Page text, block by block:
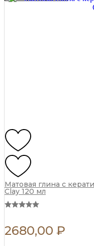
Матовая глина с
Clay 120 мл
2680,00 ₽